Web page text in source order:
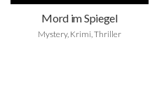
Mord im Spiegel
Mystery, Krimi, Thriller